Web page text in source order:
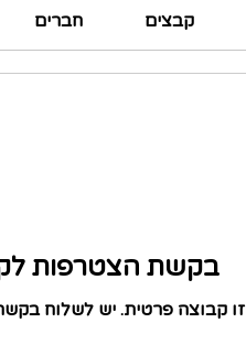
קבצים חברים
בקשת הצטרפות
זו קבוצה פרטית. יש לשלוח